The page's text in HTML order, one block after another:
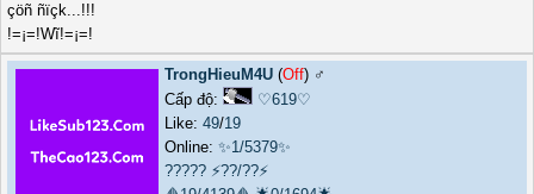
çöñ ñïçk...!!!
!=¡=!Wĩ!=¡=!
TrongHieuM4U (Off) ♂️
Cấp độ:
♡619♡
Like: 49/19
Online: ✨1/5379✨
????? ⚡??/??⚡